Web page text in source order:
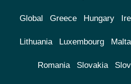
Global Greece Hungary
Lithuania Luxembourg Malta
Romania Slovakia